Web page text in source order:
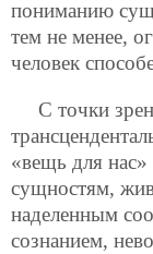
пониманию
тем не менее,
человек
С точки
«вещь для
сущностям,
наделенным
сознанием,